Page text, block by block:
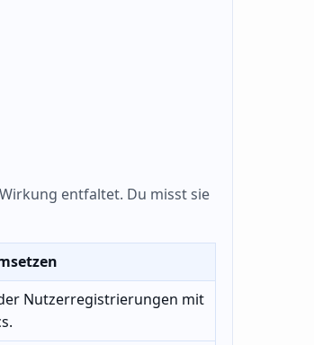
entfaltet. Du misst sie
Nutzerregistrierungen mit